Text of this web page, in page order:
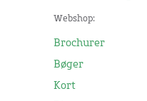
Webshop:
Brochurer
Bøger
Kort